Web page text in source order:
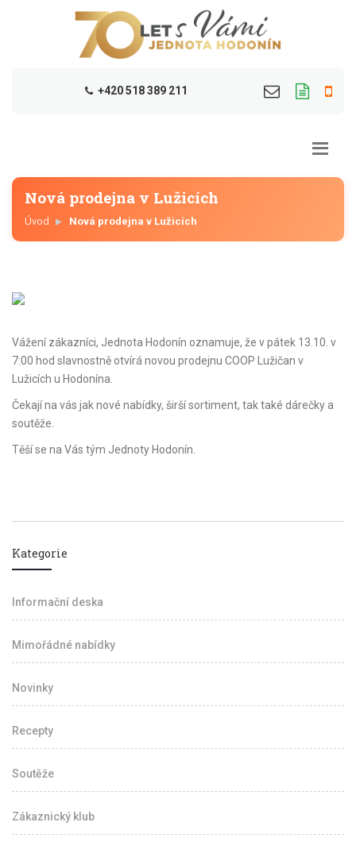
+420 518 389 211
Nová prodejna v Lužicích
Úvod Nová prodejna v Lužicích
Vážení zákazníci, Jednota Hodonín oznamuje, že v pátek 13.10. v
7:00 hod slavnostně otvírá novou prodejnu COOP Lužičan v
Lužicích u Hodonína.
Čekají na vás jak nové nabídky, širší sortiment, tak také dárečky a
soutěže.
Těší se na Vás tým Jednoty Hodonín.
Kategorie
Informační deska
Mimořádné nabídky
Novinky
Recepty
Soutěže
Zákaznický klub